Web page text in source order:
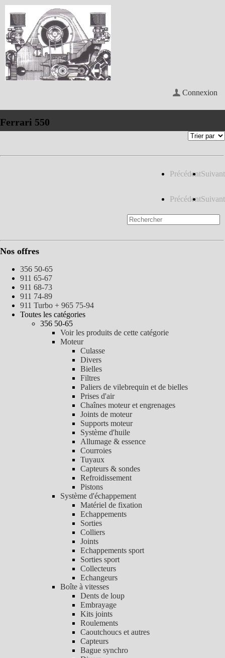
Connexion
Ferrari 550
PrécédentSuivant
PrécédentSuivant
Nos offres
356 50-65
911 65-67
911 68-73
911 74-89
911 Turbo + 965 75-94
Toutes les catégories
356 50-65
Voir les produits de cette catégorie
Moteur
Culasse
Divers
Bielles
Filtres
Paliers de vilebrequin et de bielles
Prises d'air
Chaînes moteur et engrenages
Joints de moteur
Supports moteur
Système d'huile
Allumage & essence
Courroies
Tuyaux
Capteurs & sondes
Refroidissement
Pistons
Système d'échappement
Matériel de fixation
Echappements
Sorties
Colliers
Joints
Echappements sport
Sorties sport
Collecteurs
Echangeurs
Boîte à vitesses
Dents de loup
Embrayage
Kits joints
Roulements
Caoutchoucs et autres
Capteurs
Bague synchro